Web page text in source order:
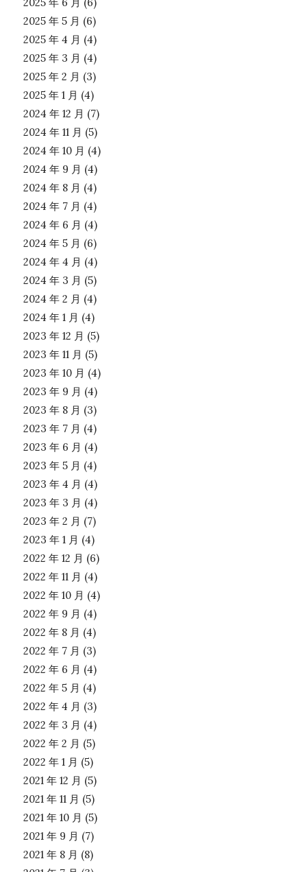
2025 年 6 月 (6)
2025 年 5 月 (6)
2025 年 4 月 (4)
2025 年 3 月 (4)
2025 年 2 月 (3)
2025 年 1 月 (4)
2024 年 12 月 (7)
2024 年 11 月 (5)
2024 年 10 月 (4)
2024 年 9 月 (4)
2024 年 8 月 (4)
2024 年 7 月 (4)
2024 年 6 月 (4)
2024 年 5 月 (6)
2024 年 4 月 (4)
2024 年 3 月 (5)
2024 年 2 月 (4)
2024 年 1 月 (4)
2023 年 12 月 (5)
2023 年 11 月 (5)
2023 年 10 月 (4)
2023 年 9 月 (4)
2023 年 8 月 (3)
2023 年 7 月 (4)
2023 年 6 月 (4)
2023 年 5 月 (4)
2023 年 4 月 (4)
2023 年 3 月 (4)
2023 年 2 月 (7)
2023 年 1 月 (4)
2022 年 12 月 (6)
2022 年 11 月 (4)
2022 年 10 月 (4)
2022 年 9 月 (4)
2022 年 8 月 (4)
2022 年 7 月 (3)
2022 年 6 月 (4)
2022 年 5 月 (4)
2022 年 4 月 (3)
2022 年 3 月 (4)
2022 年 2 月 (5)
2022 年 1 月 (5)
2021 年 12 月 (5)
2021 年 11 月 (5)
2021 年 10 月 (5)
2021 年 9 月 (7)
2021 年 8 月 (8)